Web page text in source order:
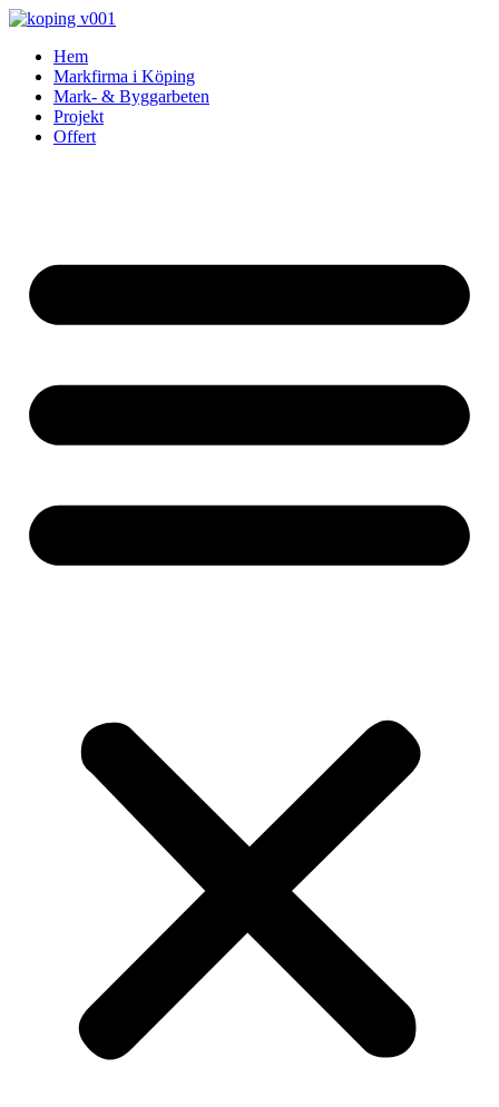
Skip
contentHem
Markfirma i Köping
Mark- & Byggarbeten
Projekt
Offert